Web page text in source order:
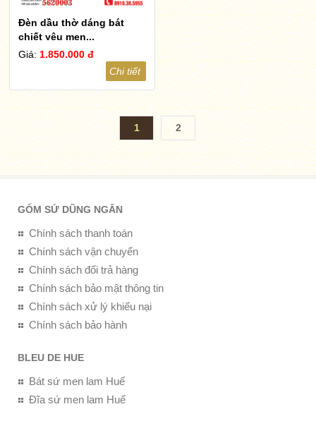
Đèn dầu thờ dáng bát
chiết yêu men...
Giá: 1.850.000 đ
Chi tiết
1 2
GỐM SỨ DŨNG NGÂN
Chính sách thanh toán
Chính sách vận chuyển
Chính sách đổi trả hàng
Chính sách bảo mật thông tin
Chính sách xử lý khiếu nại
Chính sách bảo hành
BLEU DE HUE
Bát sứ men lam Huế
Đĩa sứ men lam Huế